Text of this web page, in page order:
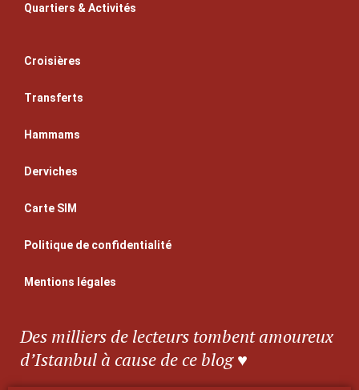
Quartiers & Activités
Croisières
Transferts
Hammams
Derviches
Carte SIM
Politique de confidentialité
Mentions légales
Des milliers de lecteurs tombent amoureux
d’Istanbul à cause de ce blog ♥